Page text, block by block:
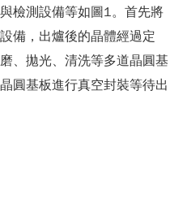
檢測設備等如圖1。首先將
備，出爐後的晶體經過定
、拋光、清洗等多道晶圓基
圓基板進行真空封裝等待出